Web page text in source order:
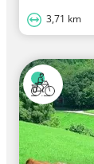
3,71 km